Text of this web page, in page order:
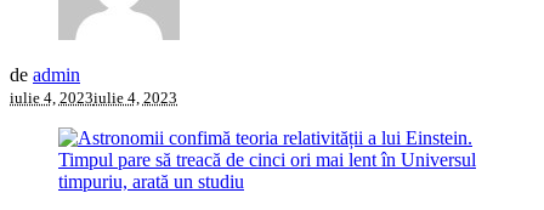
de admin
iulie 4, 2023iulie 4, 2023